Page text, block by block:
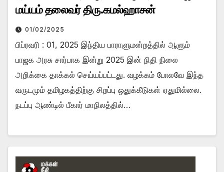
மய்யம் தலைவர் திரு.கமல்ஹாசன்
01/02/2025
பிப்ரவரி : 01, 2025 இந்திய பாராளுமன்றத்தில் ஆளும்
பாஜக அரசு சார்பாக இன்று 2025 இன் நிதி நிலை
அறிக்கை தாக்கல் செய்யப்பட்டது. வழக்கம் போலவே இந்த
வருடமும் தமிழகத்திற்கு சிறப்பு ஒதுக்கீடுகள் ஏதுமில்லை.
நடப்பு ஆண்டில் பீகார் மாநிலத்தில்…